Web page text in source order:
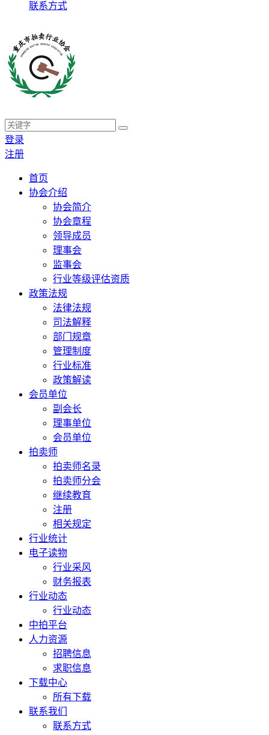
联系方式
登录
注册
首页
协会介绍
协会简介
协会章程
领导成员
理事会
监事会
行业等级评估资质
政策法规
法律法规
司法解释
部门规章
管理制度
行业标准
政策解读
会员单位
副会长
理事单位
会员单位
拍卖师
拍卖师名录
拍卖师分会
继续教育
注册
相关规定
行业统计
电子读物
行业采风
财务报表
行业动态
行业动态
中拍平台
人力资源
招聘信息
求职信息
下载中心
所有下载
联系我们
联系方式